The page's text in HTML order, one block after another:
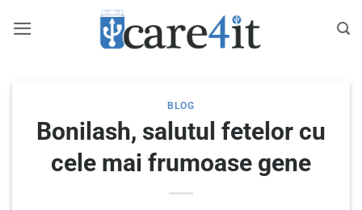
BLOG
Bonilash, salutul fetelor cu
cele mai frumoase gene